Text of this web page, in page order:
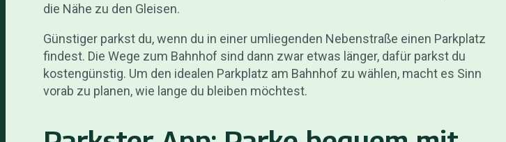
die Nähe zu den Gleisen.
Günstiger parkst du, wenn du in einer umliegenden Nebenstraße einen Parkplatz
findest. Die Wege zum Bahnhof sind dann zwar etwas länger, dafür parkst du
kostengünstig. Um den idealen Parkplatz am Bahnhof zu wählen, macht es Sinn
vorab zu planen, wie lange du bleiben möchtest.